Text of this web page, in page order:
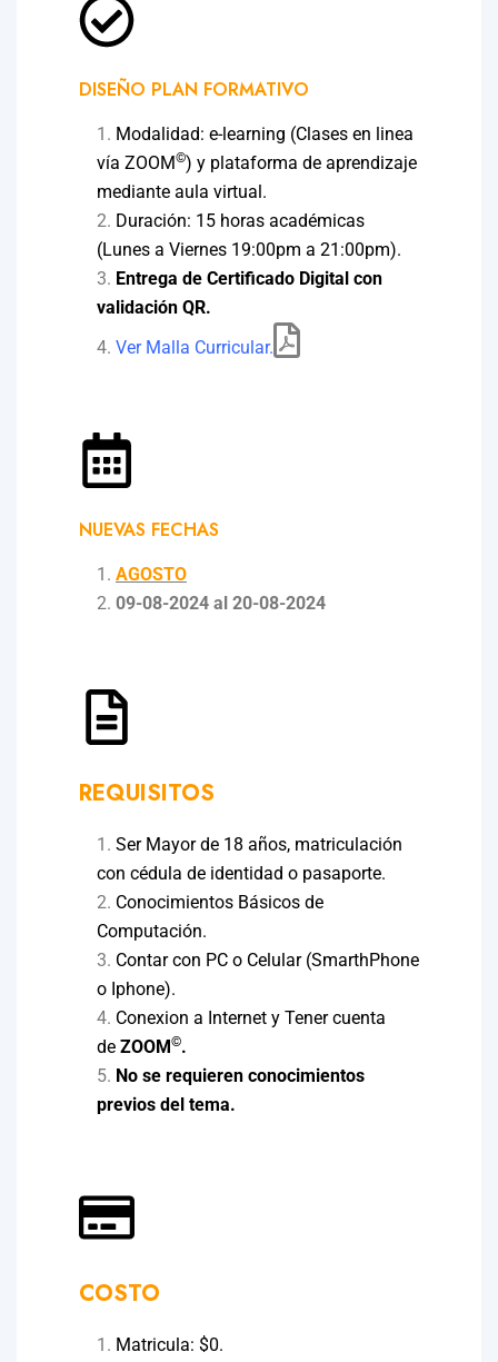
DISEÑO PLAN FORMATIVO
Modalidad: e-learning (Clases en linea
vía ZOOM©) y plataforma de aprendizaje
mediante aula virtual.
Duración: 15 horas académicas
(Lunes a Viernes 19:00pm a 21:00pm).
Entrega de Certificado Digital con
validación QR.
Ver Malla Curricular.
NUEVAS FECHAS
AGOSTO
09-08-2024 al 20-08-2024
REQUISITOS
Ser Mayor de 18 años, matriculación
con cédula de identidad o pasaporte.
Conocimientos Básicos de
Computación.
Contar con PC o Celular (SmarthPhone
o Iphone).
Conexion a Internet y Tener cuenta
de ZOOM©.
No se requieren conocimientos
previos del tema.
COSTO
Matricula: $0.